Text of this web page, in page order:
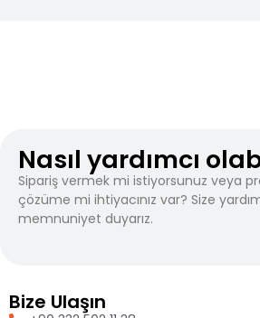
Nasıl yardımcı
Sipariş vermek mi istiyorsunuz veya
çözüme mi ihtiyacınız var? Size
memnuniyet duyarız.
Bize Ulaşın